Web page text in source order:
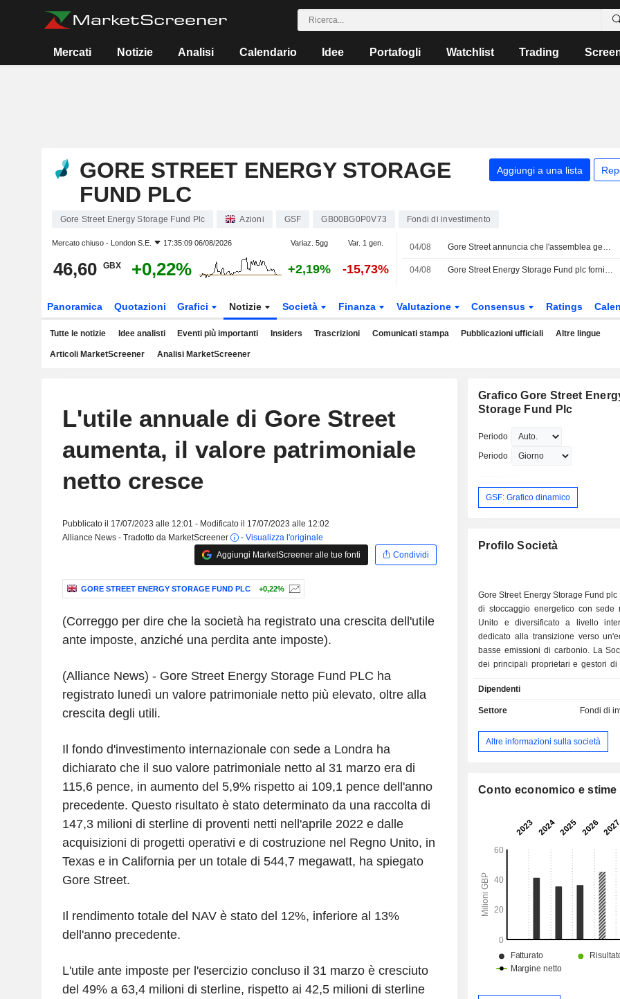
Mercati Notizie Analisi Calendario Idee Portafogli Watchlist Trading
GORE STREET ENERGY STORAGE
FUND PLC
Aggiungi a una lista
Gore Street Energy Storage Fund Plc Azioni GSF GB00BG0P0V73 Fondi di investimento
Mercato chiuso - London S.E. 17:35:09 06/08/2026 Variaz. 5gg Var. 1 gen.
46,60 GBX +0,22% +2,19% -15,73%
04/08 Gore Street annuncia che l'assemblea generale voterà sulle proposte di Saba
04/08 Gore Street Energy Storage Fund plc fornisce informazioni agli azionisti
Panoramica Quotazioni Grafici Notizie Società Finanza Valutazione Consensus Ratings
Tutte le notizie Idee analisti Eventi più importanti Insiders Trascrizioni Comunicati stampa Pubblicazioni ufficiali Altre lingue
Articoli MarketScreener Analisi MarketScreener
L'utile annuale di Gore Street
aumenta, il valore patrimoniale
netto cresce
Pubblicato il 17/07/2023 alle 12:01 - Modificato il 17/07/2023 alle 12:02
Alliance News - Tradotto da MarketScreener
- Visualizza l'originale
Aggiungi MarketScreener alle tue fonti
Condividi
GORE STREET ENERGY STORAGE FUND PLC +0,22%
(Correggo per dire che la società ha registrato una crescita dell'utile
ante imposte, anziché una perdita ante imposte).
(Alliance News) - Gore Street Energy Storage Fund PLC ha
registrato lunedì un valore patrimoniale netto più elevato, oltre alla
crescita degli utili.
Il fondo d'investimento internazionale con sede a Londra ha
dichiarato che il suo valore patrimoniale netto al 31 marzo era di
115,6 pence, in aumento del 5,9% rispetto ai 109,1 pence dell'anno
precedente. Questo risultato è stato determinato da una raccolta di
147,3 milioni di sterline di proventi netti nell'aprile 2022 e dalle
acquisizioni di progetti operativi e di costruzione nel Regno Unito, in
Texas e in California per un totale di 544,7 megawatt, ha spiegato
Gore Street.
Il rendimento totale del NAV è stato del 12%, inferiore al 13%
dell'anno precedente.
L'utile ante imposte per l'esercizio concluso il 31 marzo è cresciuto
del 49% a 63,4 milioni di sterline, rispetto ai 42,5 milioni di sterline
Grafico Gore Street
Storage Fund Plc
Periodo
Periodo
GSF: Grafico dinamico
Profilo Società
Gore Street Energy Storage Fund
di stoccaggio energetico con sede
Unito e diversificato a livello
dedicato alla transizione verso
basse emissioni di carbonio. La
dei principali proprietari e gestori di
e possiede e gestisce impianti
continentale occidentale e negli
di fornire agli investitori un dividendo
e interessante, generato da
Inoltre, la Società mira a garantire
eccesso rispetto al dividendo
stoccaggio di energia che
tecnologia delle batterie agli ioni
quanto ritiene che tale tecnologia
profilo di rischio/rendimento. Il
di investimento alternativo della
Street Investment Management.
Dipendenti
Settore Fondi di
Altre informazioni sulla società
Conto economico e stime